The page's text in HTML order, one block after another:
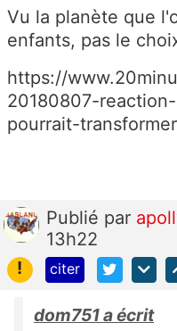
Vu la planète que
enfants, pas le
https://
20180807-
pourrait-
Publié par
13h22
!
citer
dom751 a écrit